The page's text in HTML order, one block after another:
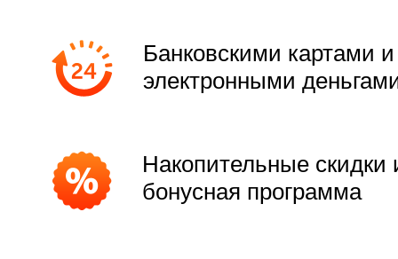
Банковскими картами и
электронными
Накопительные скидки
бонусная программа